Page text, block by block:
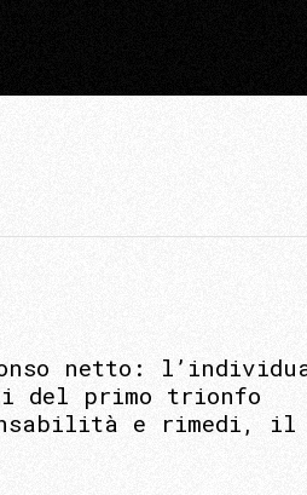
netto:
del primo trionfo
e rimedi, il